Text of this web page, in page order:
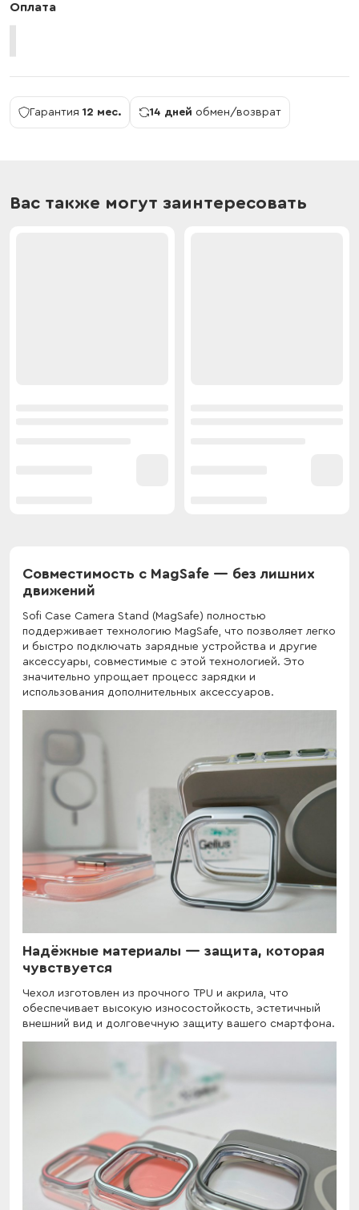
Оплата
Гарантия 12 мес. 14 дней обмен/возврат
Вас также могут заинтересовать
Совместимость с MagSafe — без лишних
движений
Sofi Case Camera Stand (MagSafe) полностью
поддерживает технологию MagSafe, что позволяет легко
и быстро подключать зарядные устройства и другие
аксессуары, совместимые с этой технологией. Это
значительно упрощает процесс зарядки и
использования дополнительных аксессуаров.
Надёжные материалы — защита, которая
чувствуется
Чехол изготовлен из прочного TPU и акрила, что
обеспечивает высокую износостойкость, эстетичный
внешний вид и долговечную защиту вашего смартфона.